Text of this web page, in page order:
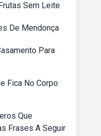
Sem Leite
De Mendonça
Para
Fica No Corpo
Que
Frases A Seguir